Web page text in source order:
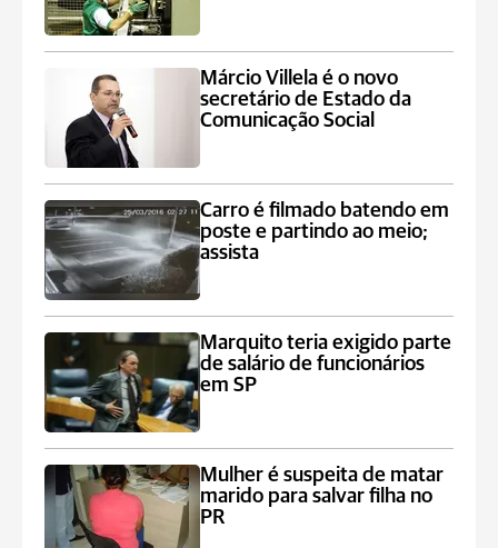
Márcio Villela é o novo
secretário de Estado da
Comunicação Social
Carro é filmado batendo em
poste e partindo ao meio;
assista
Marquito teria exigido parte
de salário de funcionários
em SP
Mulher é suspeita de matar
marido para salvar filha no
PR